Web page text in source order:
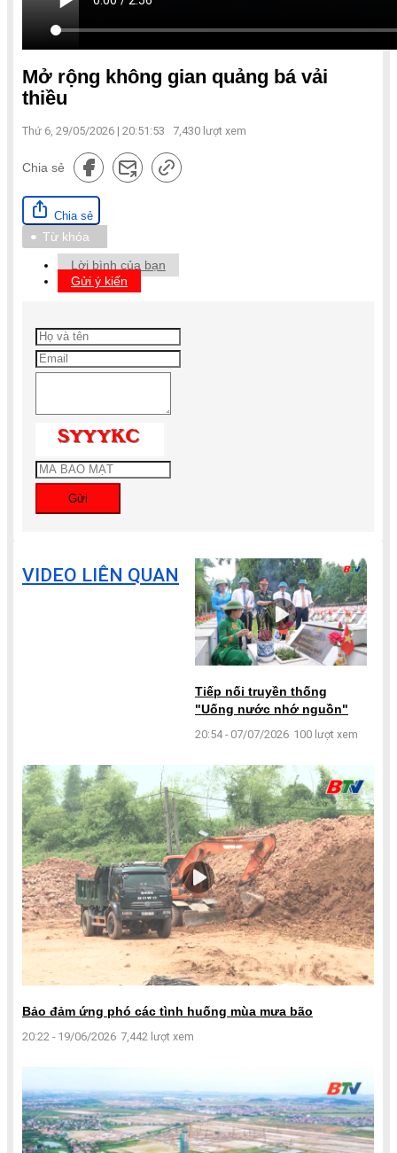
Mở rộng không gian quảng bá vải
thiều
Thứ 6, 29/05/2026 | 20:51:53 7,430 lượt xem
Chia sẻ
Chia sẻ
Từ khóa
Lời bình của bạn
Gửi ý kiến
Gửi
VIDEO LIÊN QUAN
Tiếp nối truyền thống
"Uống nước nhớ nguồn"
20:54 - 07/07/2026 100 lượt xem
Bảo đảm ứng phó các tình huống mùa mưa bão
20:22 - 19/06/2026 7,442 lượt xem